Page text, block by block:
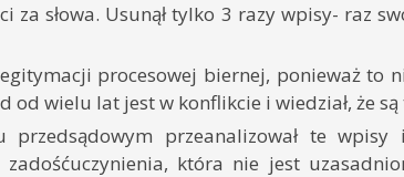
słowa. Usunął tylko 3 razy wpisy- raz
procesowej biernej, ponieważ to
od wielu lat jest w konflikcie i wiedział, że
przedsądowym przeanalizował te
zadośćuczynienia, która nie jest